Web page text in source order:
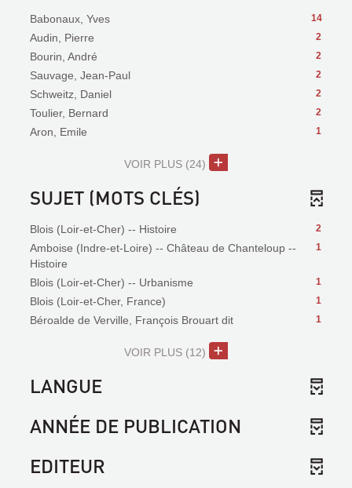
14
Babonaux, Yves
2
Audin, Pierre
2
Bourin, André
2
Sauvage, Jean-Paul
2
Schweitz, Daniel
2
Toulier, Bernard
1
Aron, Emile
VOIR PLUS (24)
SUJET (MOTS CLÉS)
2
Blois (Loir-et-Cher) -- Histoire
1
Amboise (Indre-et-Loire) -- Château de Chanteloup --
Histoire
1
Blois (Loir-et-Cher) -- Urbanisme
1
Blois (Loir-et-Cher, France)
1
Béroalde de Verville, François Brouart dit
VOIR PLUS (12)
LANGUE
ANNÉE DE PUBLICATION
EDITEUR